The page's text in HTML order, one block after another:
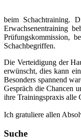
beim Schachtraining.
Erwachsenentraining
Prüfungskommission,
Schachbegriffen.
Die Verteidigung der
erwünscht, dies kann
Besonders spannend
Gespräch die Chancen
ihre Trainingspraxis alle
Ich gratuliere allen
Suche